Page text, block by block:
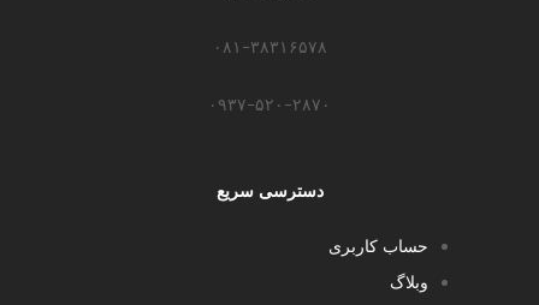
۰۸۱-۳۸۳۱۶۵۷۸
۰۹۳۷-۵۲۰-۲۸۷۰​
دسترسی سریع
حساب کاربری
وبلاگ